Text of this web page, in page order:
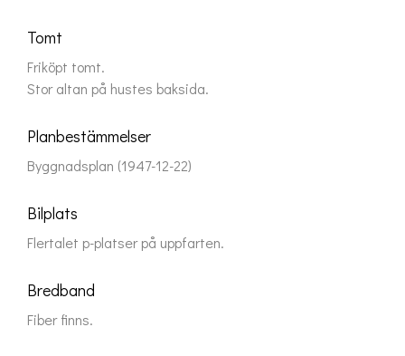
Tomt
Friköpt tomt.
Stor altan på hustes baksida.
Planbestämmelser
Byggnadsplan (1947-12-22)
Bilplats
Flertalet p-platser på uppfarten.
Bredband
Fiber finns.